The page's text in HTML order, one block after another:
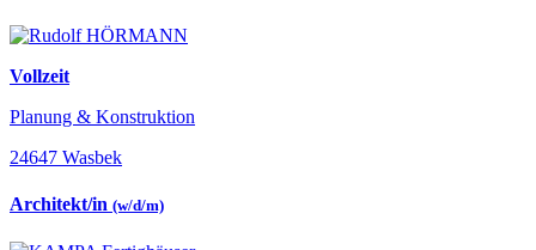
Vollzeit
Planung & Konstruktion
24647 Wasbek
Architekt/in (w/d/m)